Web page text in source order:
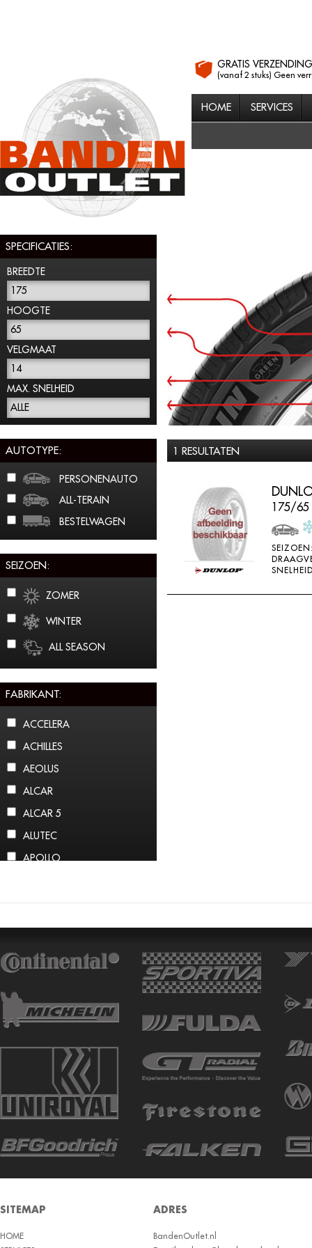
GRATIS VERZENDING
(vanaf 2 stuks) Geen
HOME SERVICES
SPECIFICATIES:
BREEDTE
175
HOOGTE
65
VELGMAAT
14
MAX. SNELHEID
ALLE
AUTOTYPE:
PERSONENAUTO
ALL-TERAIN
BESTELWAGEN
SEIZOEN:
ZOMER
WINTER
ALL SEASON
FABRIKANT:
ACCELERA
ACHILLES
AEOLUS
ALCAR
ALCAR 5
ALUTEC
APOLLO
ARROWSPEED
ATLAS
AUTOGREEN
AUTOGUARD
BARUM W
BCT
BF GOODRICH
BOTO
BRIDGESTON
1 RESULTATEN
175/65
SITEMAP
HOME
ADRES
BandenOutlet.nl